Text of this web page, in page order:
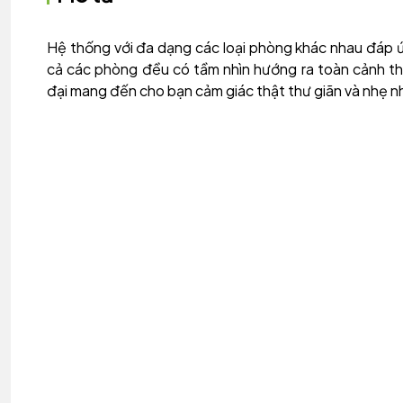
Hệ thống với đa dạng các loại phòng khác nhau đáp
cả các phòng đều có tầm nhìn hướng ra toàn cảnh
đại mang đến cho bạn cảm giác thật thư giãn và nhẹ